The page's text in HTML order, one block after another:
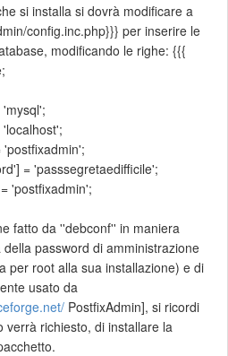
si installa si dovrà modificare a
config.inc.php}}} per inserire le
modificando le righe: {{{
= 'passsegretaedifficile';
'postfixadmin';
fatto da ''debconf'' in maniera
password di amministrazione
per root alla sua installazione) e di
usato da
PostfixAdmin], si ricordi
richiesto, di installare la